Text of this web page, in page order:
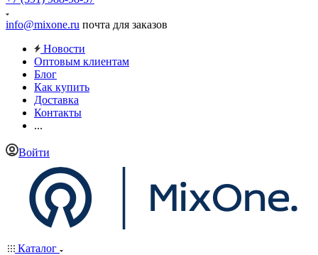
info@mixone.ru почта для заказов
Новости
Оптовым клиентам
Блог
Как купить
Доставка
Контакты
...
Войти
Каталог